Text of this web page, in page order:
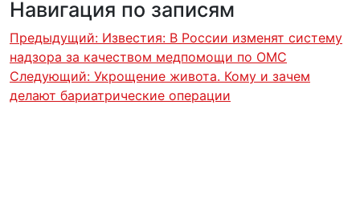
Навигация по записям
Предыдущий: Известия: В России изменят систему
надзора за качеством медпомощи по ОМС
Следующий: Укрощение живота. Кому и зачем
делают бариатрические операции